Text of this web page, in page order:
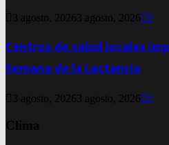
3 agosto, 2026 3 agosto, 2026 0
Centros de salud locales
Semana de la Lactancia
3 agosto, 2026 3 agosto, 2026 0
Clima